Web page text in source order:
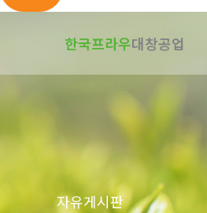
너
한국프라우대창공업
자유게시판